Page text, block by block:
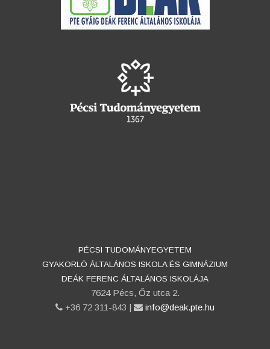
PÉCSI TUDOMÁNYEGYETEM
GYAKORLÓ ÁLTALÁNOS ISKOLA ÉS GIMNÁZIUM
DEÁK FERENC ÁLTALÁNOS ISKOLÁJA
7624 Pécs, Őz utca 2.
phone
+36 72 311-843 | email
info@deak.pte.hu